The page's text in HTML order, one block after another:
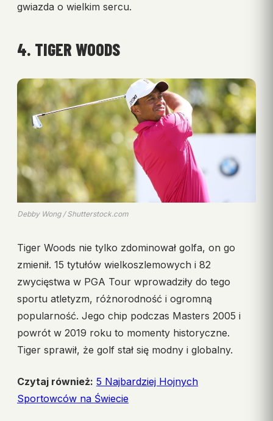
gwiazda o wielkim sercu.
4. TIGER WOODS
Debby Wong / Shutterstock.com
Tiger Woods nie tylko zdominował golfa, on go
zmienił. 15 tytułów wielkoszlemowych i 82
zwycięstwa w PGA Tour wprowadziły do tego
sportu atletyzm, różnorodność i ogromną
popularność. Jego chip podczas Masters 2005 i
powrót w 2019 roku to momenty historyczne.
Tiger sprawił, że golf stał się modny i globalny.
Czytaj również: 5 Najbardziej Hojnych
Sportowców na Świecie